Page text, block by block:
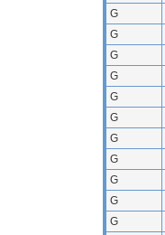
G
G
G
G
G
G
G
G
G
G
G